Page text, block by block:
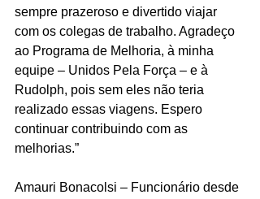
sempre prazeroso e divertido viajar
com os colegas de trabalho. Agradeço
ao Programa de Melhoria, à minha
equipe – Unidos Pela Força – e à
Rudolph, pois sem eles não teria
realizado essas viagens. Espero
continuar contribuindo com as
melhorias.”
Amauri Bonacolsi – Funcionário desde